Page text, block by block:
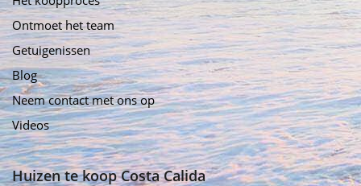
Ontmoet het team
Getuigenissen
Blog
Neem contact met ons op
Videos
Huizen te koop Costa Calida